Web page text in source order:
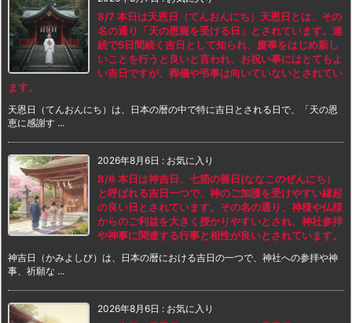
8/7 本日は天恩日（てんおんにち）天恩日とは、その
名の通り「天の恩寵を受ける日」とされています。連
続で5日間続く吉日として知られ、慶事をはじめ新し
いことを行うと良いと言われ、お祝い事にはとてもよ
い吉日ですが、葬儀や弔事は向いていないとされてい
ます。
天恩日（てんおんにち）は、日本の暦の中で特に吉日とされる日で、「天の恩
恵に感謝す ...
2026年8月6日 : お気に入り
8/6 本日は神吉日、七箇の善日(ななこのぜんにち）
と呼ばれる吉日一つで、神のご加護を受けやすい縁起
の良い日とされています。その名の通り、神様や仏様
からのご利益を大きく授かりやすいとされ、神社参拝
や神事に関連する行事と相性が良いとされています。
神吉日（かみよしび）は、日本の暦における吉日の一つで、神社への参拝や神
事、祈願な ...
2026年8月6日 : お気に入り